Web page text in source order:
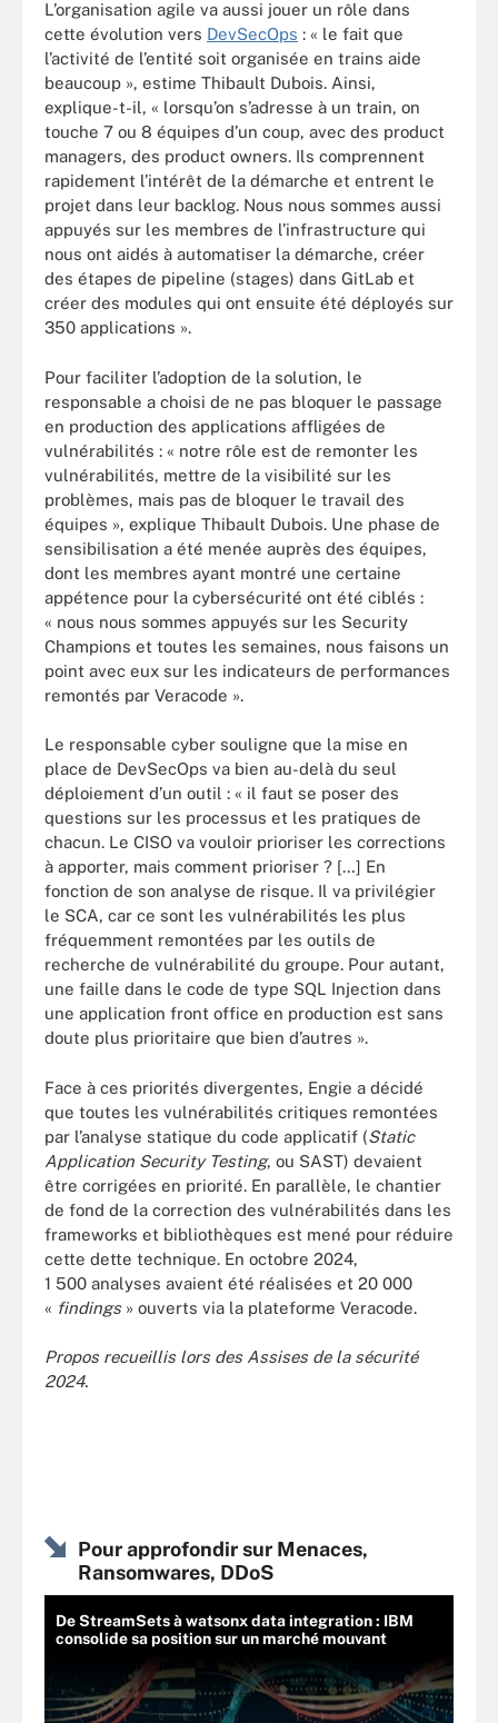
L’organisation agile va aussi jouer un rôle dans
cette évolution vers DevSecOps : « le fait que
l’activité de l’entité soit organisée en trains aide
beaucoup », estime Thibault Dubois. Ainsi,
explique-t-il, « lorsqu’on s’adresse à un train, on
touche 7 ou 8 équipes d’un coup, avec des product
managers, des product owners. Ils comprennent
rapidement l’intérêt de la démarche et entrent le
projet dans leur backlog. Nous nous sommes aussi
appuyés sur les membres de l’infrastructure qui
nous ont aidés à automatiser la démarche, créer
des étapes de pipeline (stages) dans GitLab et
créer des modules qui ont ensuite été déployés sur
350 applications ».
Pour faciliter l’adoption de la solution, le
responsable a choisi de ne pas bloquer le passage
en production des applications affligées de
vulnérabilités : « notre rôle est de remonter les
vulnérabilités, mettre de la visibilité sur les
problèmes, mais pas de bloquer le travail des
équipes », explique Thibault Dubois. Une phase de
sensibilisation a été menée auprès des équipes,
dont les membres ayant montré une certaine
appétence pour la cybersécurité ont été ciblés :
« nous nous sommes appuyés sur les Security
Champions et toutes les semaines, nous faisons un
point avec eux sur les indicateurs de performances
remontés par Veracode ».
Le responsable cyber souligne que la mise en
place de DevSecOps va bien au-delà du seul
déploiement d’un outil : « il faut se poser des
questions sur les processus et les pratiques de
chacun. Le CISO va vouloir prioriser les corrections
à apporter, mais comment prioriser ? […] En
fonction de son analyse de risque. Il va privilégier
le SCA, car ce sont les vulnérabilités les plus
fréquemment remontées par les outils de
recherche de vulnérabilité du groupe. Pour autant,
une faille dans le code de type SQL Injection dans
une application front office en production est sans
doute plus prioritaire que bien d’autres ».
Face à ces priorités divergentes, Engie a décidé
que toutes les vulnérabilités critiques remontées
par l’analyse statique du code applicatif (Static
Application Security Testing, ou SAST) devaient
être corrigées en priorité. En parallèle, le chantier
de fond de la correction des vulnérabilités dans les
frameworks et bibliothèques est mené pour réduire
cette dette technique. En octobre 2024,
1 500 analyses avaient été réalisées et 20 000
« findings» ouverts via la plateforme Veracode.
Propos recueillis lors des Assises de la sécurité
2024.
Pour approfondir sur Menaces,
Ransomwares, DDoS
De StreamSets à watsonx data integration : IBM
consolide sa position sur un marché mouvant